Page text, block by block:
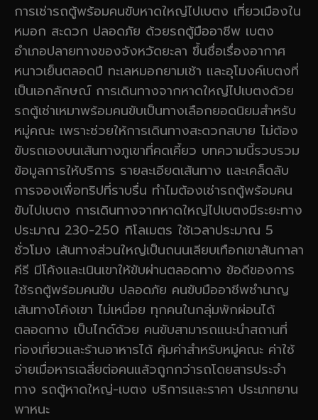
การเช่ารถตู้พร้อมคนขับหาดใหญ่ไปเบตง เที่ยวเมืองใน
หมอก สะดวก ปลอดภัย ด้วยรถตู้มืออาชีพ เบตง
อำเภอปลายทางของจังหวัดยะลา ขึ้นชื่อเรื่องอากาศ
หนาวเย็นตลอดปี ทะเลหมอกยามเช้า และอุโมงค์เบตงที่
เป็นเอกลักษณ์ การเดินทางจากหาดใหญ่ไปเบตงด้วย
รถตู้เช่าเหมาพร้อมคนขับเป็นทางเลือกยอดนิยมสำหรับ
หมู่คณะ เพราะช่วยให้การเดินทางสะดวกสบาย ไม่ต้อง
ขับรถเองบนเส้นทางภูเขาที่คดเคี้ยว บทความนี้รวบรวม
ข้อมูลการให้บริการ รายละเอียดเส้นทาง และเคล็ดลับ
การจองเพื่อทริปที่ราบรื่น ทำไมต้องเช่ารถตู้พร้อมคน
ขับไปเบตง การเดินทางจากหาดใหญ่ไปเบตงมีระยะทาง
ประมาณ 230-250 กิโลเมตร ใช้เวลาประมาณ 5
ชั่วโมง เส้นทางส่วนใหญ่เป็นถนนเลียบเทือกเขาสันกาลา
คีรี มีโค้งและเนินเขาให้ขับผ่านตลอดทาง ข้อดีของการ
ใช้รถตู้พร้อมคนขับ ปลอดภัย คนขับมืออาชีพชำนาญ
เส้นทางโค้งเขา ไม่เหนื่อย ทุกคนในกลุ่มพักผ่อนได้
ตลอดทาง เป็นไกด์ด้วย คนขับสามารถแนะนำสถานที่
ท่องเที่ยวและร้านอาหารได้ คุ้มค่าสำหรับหมู่คณะ ค่าใช้
จ่ายเมื่อหารเฉลี่ยต่อคนแล้วถูกกว่ารถโดยสารประจำ
ทาง รถตู้หาดใหญ่-เบตง บริการและราคา ประเภทยาน
พาหนะ